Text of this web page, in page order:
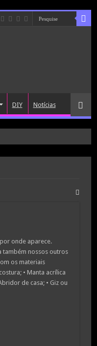
DIY Notícias
onde aparece.
também nossos outros
os materiais
• Manta acrílica
de casa; • Giz ou